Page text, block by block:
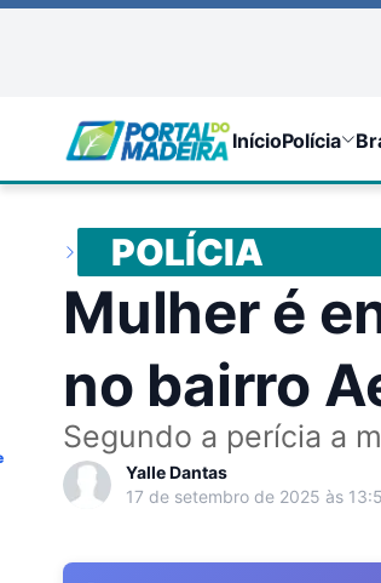
InícioPolícia
POLÍCIA
Mulher é
no bairro
Segundo a perícia a
Yalle Dantas
17 de setembro de 2025 às